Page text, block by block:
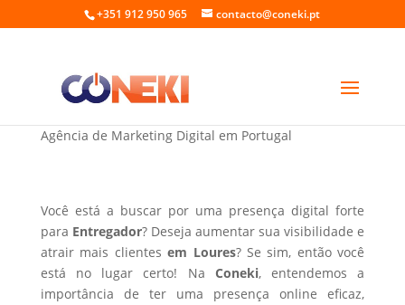
+351 912 950 965 contacto@coneki.pt
Criar site para Entregador em Loures
Agência de Marketing Digital em Portugal
Você está a buscar por uma presença digital forte
para Entregador? Deseja aumentar sua visibilidade e
atrair mais clientesem Loures? Se sim, então você
está no lugar certo! Na Coneki, entendemos a
importância de ter uma presença online eficaz,